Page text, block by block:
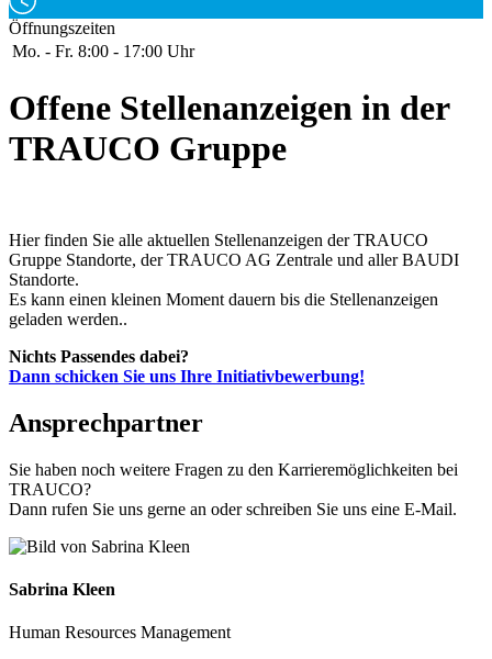
Öffnungszeiten
Mo. - Fr. 8:00 - 17:00 Uhr
Offene Stellenanzeigen in der
TRAUCO Gruppe
Hier finden Sie alle aktuellen Stellenanzeigen der TRAUCO
Gruppe Standorte, der TRAUCO AG Zentrale und aller BAUDI
Standorte.
Es kann einen kleinen Moment dauern bis die Stellenanzeigen
geladen werden..
Nichts Passendes dabei?
Dann schicken Sie uns Ihre Initiativbewerbung!
Ansprechpartner
Sie haben noch weitere Fragen zu den Karrieremöglichkeiten bei
TRAUCO?
Dann rufen Sie uns gerne an oder schreiben Sie uns eine E-Mail.
Sabrina Kleen
Human Resources Management